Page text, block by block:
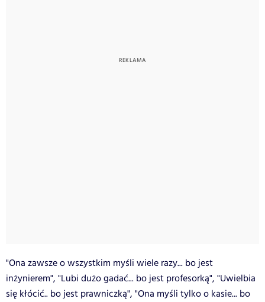
"Ona zawsze o wszystkim myśli wiele razy... bo jest
inżynierem", "Lubi dużo gadać... bo jest profesorką", "Uwielbia
się kłócić.. bo jest prawniczką", "Ona myśli tylko o kasie... bo